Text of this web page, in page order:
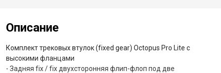
Описание
Комплект трековых втулок (fixed gear) Octopus Pro Lite с
высокими фланцами
- Задняя fix / fix двухсторонняя флип-флоп под две